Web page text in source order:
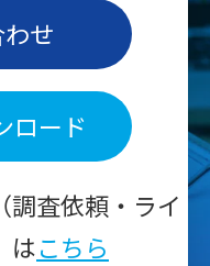
せ
ロード
調査依頼・ライ
はこちら